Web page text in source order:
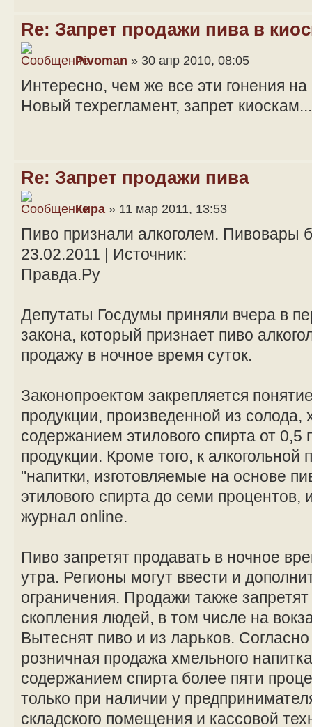
Re: Запрет продажи пива в
Pivoman » 30 апр 2010, 08:05
Интересно, чем же все эти гонения на
Новый техрегламент, запрет
Re: Запрет продажи пива
Кира » 11 мар 2011, 13:53
Пиво признали алкоголем. Пивовары
23.02.2011 | Источник:
Правда.Ру
Депутаты Госдумы приняли вчера в
закона, который признает пиво
продажу в ночное время суток.
Законопроектом закрепляется
продукции, произведенной из
содержанием этилового спирта от 0,5
продукции. Кроме того, к алкогольной
"напитки, изготовляемые на основе
этилового спирта до семи
журнал online.
Пиво запретят продавать в ночное
утра. Регионы могут ввести и
ограничения. Продажи также
скопления людей, в том числе на
Вытеснят пиво и из ларьков.
розничная продажа хмельного
содержанием спирта более пяти
только при наличии у
складского помещения и кассовой